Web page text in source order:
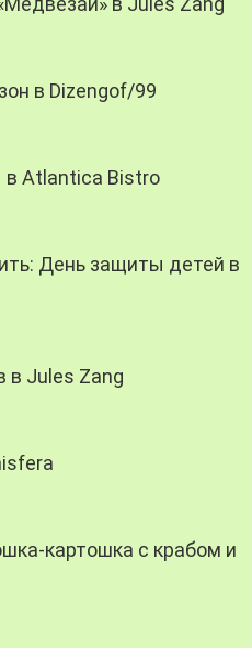
в Dizengof/99
Atlantica Bistro
День защиты детей в
в Jules Zang
картошка с крабом и